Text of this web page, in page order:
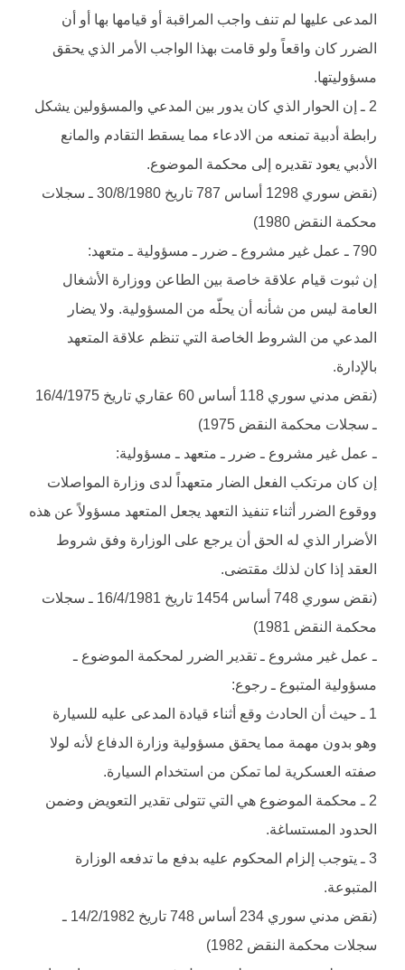
المدعى عليها لم تنف واجب المراقبة أو قيامها بها أو أن
الضرر كان واقعاً ولو قامت بهذا الواجب الأمر الذي يحقق
مسؤوليتها.
2 ـ إن الحوار الذي كان يدور بين المدعي والمسؤولين يشكل
رابطة أدبية تمنعه من الادعاء مما يسقط التقادم والمانع
الأدبي يعود تقديره إلى محكمة الموضوع.
(نقض سوري 1298 أساس 787 تاريخ 30/8/1980 ـ سجلات
محكمة النقض 1980)
790 ـ عمل غير مشروع ـ ضرر ـ مسؤولية ـ متعهد:
إن ثبوت قيام علاقة خاصة بين الطاعن ووزارة الأشغال
العامة ليس من شأنه أن يحلّه من المسؤولية. ولا يضار
المدعي من الشروط الخاصة التي تنظم علاقة المتعهد
بالإدارة.
(نقض مدني سوري 118 أساس 60 عقاري تاريخ 16/4/1975
ـ سجلات محكمة النقض 1975)
ـ عمل غير مشروع ـ ضرر ـ متعهد ـ مسؤولية:
إن كان مرتكب الفعل الضار متعهداً لدى وزارة المواصلات
ووقوع الضرر أثناء تنفيذ التعهد يجعل المتعهد مسؤولاً عن هذه
الأضرار الذي له الحق أن يرجع على الوزارة وفق شروط
العقد إذا كان لذلك مقتضى.
(نقض سوري 748 أساس 1454 تاريخ 16/4/1981 ـ سجلات
محكمة النقض 1981)
ـ عمل غير مشروع ـ تقدير الضرر لمحكمة الموضوع ـ
مسؤولية المتبوع ـ رجوع:
1 ـ حيث أن الحادث وقع أثناء قيادة المدعى عليه للسيارة
وهو بدون مهمة مما يحقق مسؤولية وزارة الدفاع لأنه لولا
صفته العسكرية لما تمكن من استخدام السيارة.
2 ـ محكمة الموضوع هي التي تتولى تقدير التعويض وضمن
الحدود المستساغة.
3 ـ يتوجب إلزام المحكوم عليه بدفع ما تدفعه الوزارة
المتبوعة.
(نقض مدني سوري 234 أساس 748 تاريخ 14/2/1982 ـ
سجلات محكمة النقض 1982)